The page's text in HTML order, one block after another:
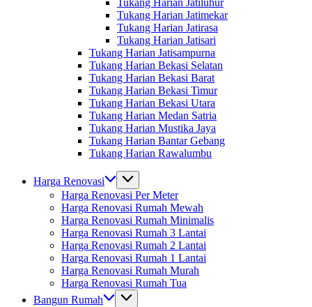
Tukang Harian Jatiluhur
Tukang Harian Jatimekar
Tukang Harian Jatirasa
Tukang Harian Jatisari
Tukang Harian Jatisampurna
Tukang Harian Bekasi Selatan
Tukang Harian Bekasi Barat
Tukang Harian Bekasi Timur
Tukang Harian Bekasi Utara
Tukang Harian Medan Satria
Tukang Harian Mustika Jaya
Tukang Harian Bantar Gebang
Tukang Harian Rawalumbu
Harga Renovasi
Harga Renovasi Per Meter
Harga Renovasi Rumah Mewah
Harga Renovasi Rumah Minimalis
Harga Renovasi Rumah 3 Lantai
Harga Renovasi Rumah 2 Lantai
Harga Renovasi Rumah 1 Lantai
Harga Renovasi Rumah Murah
Harga Renovasi Rumah Tua
Bangun Rumah